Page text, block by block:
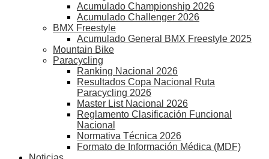
Acumulado Championship 2026
Acumulado Challenger 2026
BMX Freestyle
Acumulado General BMX Freestyle 2025
Mountain Bike
Paracycling
Ranking Nacional 2026
Resultados Copa Nacional Ruta
Paracycling 2026
Master List Nacional 2026
Reglamento Clasificación Funcional
Nacional
Normativa Técnica 2026
Formato de Información Médica (MDF)